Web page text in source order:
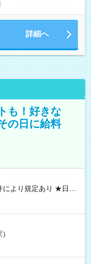
詳細へ
も！好きな
の日に給料
金GET♪ お仕事後はコ
間】試